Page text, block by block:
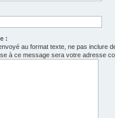
:
au format texte, ne pas inclure
à ce message sera votre adresse